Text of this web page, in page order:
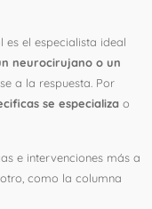
es el especialista ideal
neurocirujano o un
a la respuesta. Por
se especializa o
e intervenciones más a
como la columna